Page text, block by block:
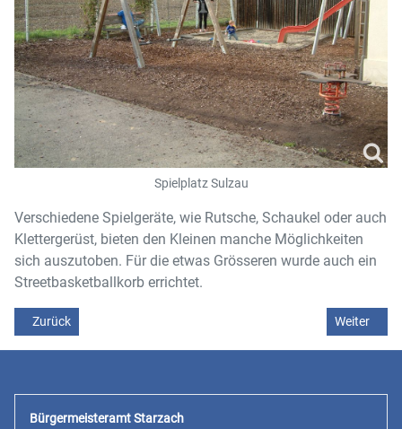
Spielplatz Sulzau
Verschiedene Spielgeräte, wie Rutsche, Schaukel oder auch
Klettergerüst, bieten den Kleinen manche Möglichkeiten
sich auszutoben. Für die etwas Grösseren wurde auch ein
Streetbasketballkorb errichtet.
Vorheriger Beitrag: Spielplatz Felldorf
Zurück Nächster
Weiter
Bürgermeisteramt Starzach